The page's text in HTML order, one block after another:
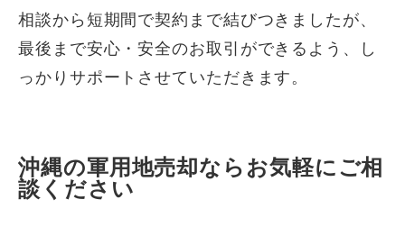
相談から短期間で契約まで結びつきましたが、
最後まで安心・安全のお取引ができるよう、し
っかりサポートさせていただきます。
沖縄の軍用地売却ならお気軽にご相
談ください